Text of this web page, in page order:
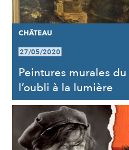
CHÂTEAU
27/05/2020
Peintures murales
l’oubli à la lumière